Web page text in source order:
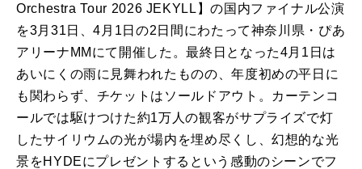
Orchestra Tour 2026 JEKYLL】の国内ファイナル公演
を3月31日、4月1日の2日間にわたって神奈川県・ぴあ
アリーナMMにて開催した。最終日となった4月1日は
あいにくの雨に見舞われたものの、年度初めの平日に
も関わらず、チケットはソールドアウト。カーテンコ
ールでは駆けつけた約1万人の観客がサプライズで灯
したサイリウムの光が場内を埋め尽くし、幻想的な光
景をHYDEにプレゼントするという感動のシーンでフ